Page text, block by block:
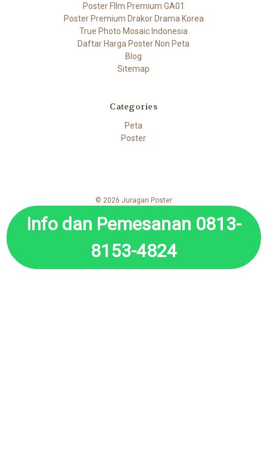
Poster FIlm Premium GA01
Poster Premium Drakor Drama Korea
True Photo Mosaic Indonesia
Daftar Harga Poster Non Peta
Blog
Sitemap
Categories
Peta
Poster
© 2026 Juragan Poster
Info dan Pemesanan 0813-
8153-4824